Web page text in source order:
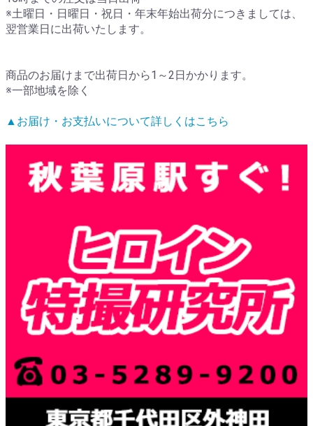
※土曜日・日曜日・祝日・年末年始出荷分につきましては、
翌営業日に出荷いたします。
商品のお届けまで出荷日から1～2日かかります。
※一部地域を除く
▲お届け・お支払いについて詳しくはこちら